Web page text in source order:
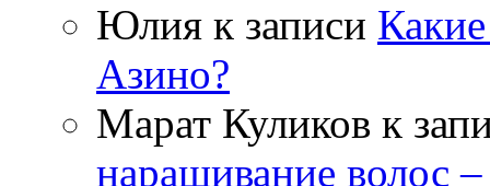
Юлия к записи
Азино?
Марат Куликов к
наращивание волос